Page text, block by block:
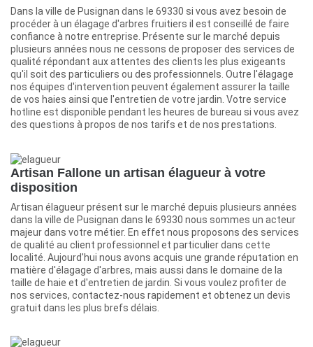
Dans la ville de Pusignan dans le 69330 si vous avez besoin de
procéder à un élagage d'arbres fruitiers il est conseillé de faire
confiance à notre entreprise. Présente sur le marché depuis
plusieurs années nous ne cessons de proposer des services de
qualité répondant aux attentes des clients les plus exigeants
qu'il soit des particuliers ou des professionnels. Outre l'élagage
nos équipes d'intervention peuvent également assurer la taille
de vos haies ainsi que l'entretien de votre jardin. Votre service
hotline est disponible pendant les heures de bureau si vous avez
des questions à propos de nos tarifs et de nos prestations.
Artisan Fallone un artisan élagueur à votre
disposition
Artisan élagueur présent sur le marché depuis plusieurs années
dans la ville de Pusignan dans le 69330 nous sommes un acteur
majeur dans votre métier. En effet nous proposons des services
de qualité au client professionnel et particulier dans cette
localité. Aujourd'hui nous avons acquis une grande réputation en
matière d'élagage d'arbres, mais aussi dans le domaine de la
taille de haie et d'entretien de jardin. Si vous voulez profiter de
nos services, contactez-nous rapidement et obtenez un devis
gratuit dans les plus brefs délais.